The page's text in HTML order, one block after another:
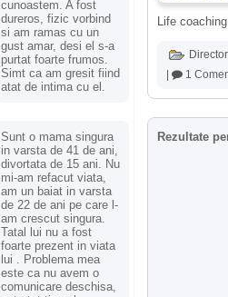
cunoastem. A fost
dureros, fizic vorbind
si am ramas cu un
gust amar, desi el s-a
purtat foarte frumos.
Simt ca am gresit fiind
atat de intima cu el.
Sunt o mama singura
in varsta de 41 de ani,
divortata de 15 ani. Nu
mi-am refacut viata,
am un baiat in varsta
de 22 de ani pe care l-
am crescut singura.
Tatal lui nu a fost
foarte prezent in viata
lui . Problema mea
este ca nu avem o
comunicare deschisa,
Life
1
Rezultate